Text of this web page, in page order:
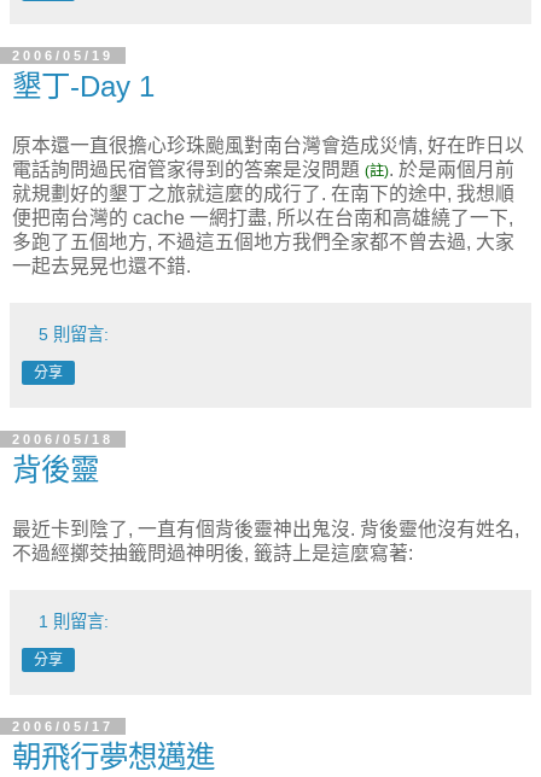
2006/05/19
墾丁-Day 1
原本還一直很擔心珍珠颱風對南台灣會造成災情, 好在昨日以
電話詢問過民宿管家得到的答案是沒問題 (註). 於是兩個月前
就規劃好的墾丁之旅就這麼的成行了. 在南下的途中, 我想順
便把南台灣的 cache 一網打盡, 所以在台南和高雄繞了一下,
多跑了五個地方, 不過這五個地方我們全家都不曾去過, 大家
一起去晃晃也還不錯.
5 則留言:
分享
2006/05/18
背後靈
最近卡到陰了, 一直有個背後靈神出鬼沒. 背後靈他沒有姓名,
不過經擲茭抽籤問過神明後, 籤詩上是這麼寫著:
1 則留言:
分享
2006/05/17
朝飛行夢想邁進